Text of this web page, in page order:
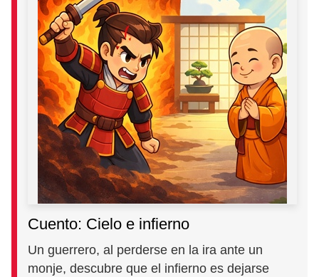
Cuento: Cielo e infierno
Un guerrero, al perderse en la ira ante un
monje, descubre que el infierno es dejarse